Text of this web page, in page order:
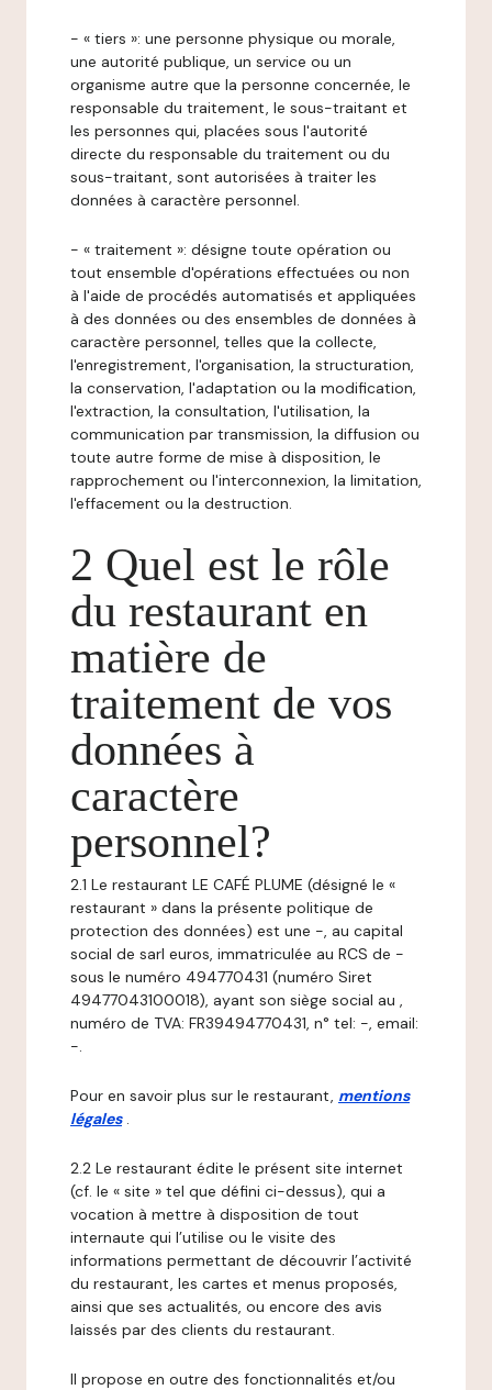
- « tiers »: une personne physique ou morale,
une autorité publique, un service ou un
organisme autre que la personne concernée, le
responsable du traitement, le sous-traitant et
les personnes qui, placées sous l'autorité
directe du responsable du traitement ou du
sous-traitant, sont autorisées à traiter les
données à caractère personnel.
- « traitement »: désigne toute opération ou
tout ensemble d'opérations effectuées ou non
à l'aide de procédés automatisés et appliquées
à des données ou des ensembles de données à
caractère personnel, telles que la collecte,
l'enregistrement, l'organisation, la structuration,
la conservation, l'adaptation ou la modification,
l'extraction, la consultation, l'utilisation, la
communication par transmission, la diffusion ou
toute autre forme de mise à disposition, le
rapprochement ou l'interconnexion, la limitation,
l'effacement ou la destruction.
2 Quel est le rôle
du restaurant en
matière de
traitement de vos
données à
caractère
personnel?
2.1 Le restaurant LE CAFÉ PLUME (désigné le «
restaurant » dans la présente politique de
protection des données) est une -, au capital
social de sarl euros, immatriculée au RCS de -
sous le numéro 494770431 (numéro Siret
49477043100018), ayant son siège social au ,
numéro de TVA: FR39494770431, n° tel: -, email:
-.
Pour en savoir plus sur le restaurant, mentions
légales .
2.2 Le restaurant édite le présent site internet
(cf. le « site » tel que défini ci-dessus), qui a
vocation à mettre à disposition de tout
internaute qui l’utilise ou le visite des
informations permettant de découvrir l’activité
du restaurant, les cartes et menus proposés,
ainsi que ses actualités, ou encore des avis
laissés par des clients du restaurant.
Il propose en outre des fonctionnalités et/ou